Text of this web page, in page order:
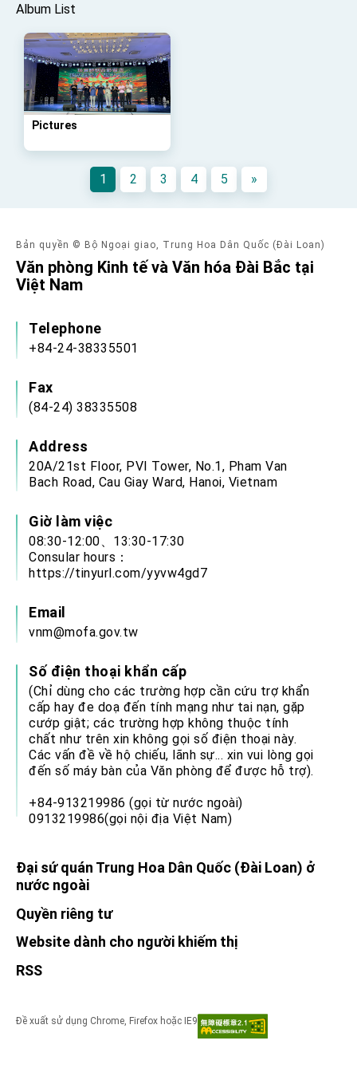
Album List
Pictures
1 2 3 4 5 »
Bản quyền © Bộ Ngoại giao, Trung Hoa Dân Quốc (Đài Loan)
Văn phòng Kinh tế và Văn hóa Đài Bắc tại
Việt Nam
Telephone
+84-24-38335501
Fax
(84-24) 38335508
Address
20A/21st Floor, PVI Tower, No.1, Pham Van
Bach Road, Cau Giay Ward, Hanoi, Vietnam
Giờ làm việc
08:30-12:00、13:30-17:30
Consular hours：
https://tinyurl.com/yyvw4gd7
Email
vnm@mofa.gov.tw
Số điện thoại khẩn cấp
(Chỉ dùng cho các trường hợp cần cứu trợ khẩn
cấp hay đe doạ đến tính mạng như tai nạn, gặp
cướp giật; các trường hợp không thuộc tính
chất như trên xin không gọi số điện thoại này.
Các vấn đề về hộ chiếu, lãnh sự... xin vui lòng gọi
đến số máy bàn của Văn phòng để được hỗ trợ).
+84-913219986 (gọi từ nước ngoài)
0913219986(gọi nội địa Việt Nam)
Đại sứ quán Trung Hoa Dân Quốc (Đài Loan) ở
nước ngoài
Quyền riêng tư
Website dành cho người khiếm thị
RSS
Đề xuất sử dụng Chrome, Firefox hoặc IE9